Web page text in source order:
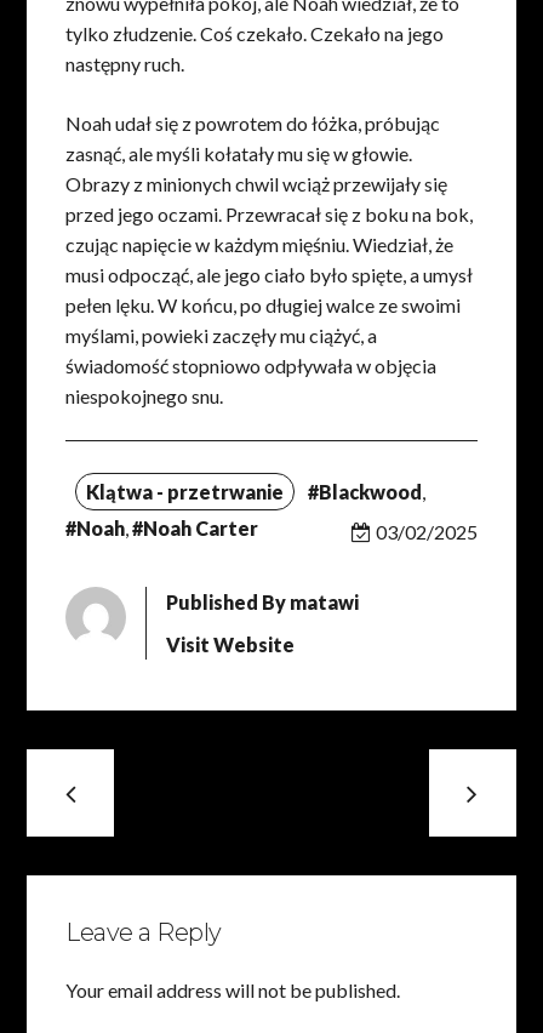
tylko złudzenie. Coś czekało. Czekało na jego
następny ruch.
Noah udał się z powrotem do łóżka, próbując
zasnąć, ale myśli kołatały mu się w głowie.
Obrazy z minionych chwil wciąż przewijały się
przed jego oczami. Przewracał się z boku na bok,
czując napięcie w każdym mięśniu. Wiedział, że
musi odpocząć, ale jego ciało było spięte, a umysł
pełen lęku. W końcu, po długiej walce ze swoimi
myślami, powieki zaczęły mu ciążyć, a
świadomość stopniowo odpływała w objęcia
niespokojnego snu.
Klątwa - przetrwanie #Blackwood ,
#Noah,#Noah Carter 03/02/2025
Published By matawi
Visit Website
Leave a Reply
Your email address will not be published.